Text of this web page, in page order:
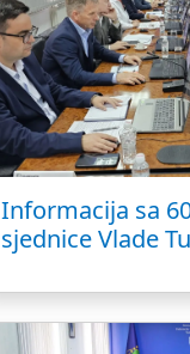
Informacija sa
sjednice Vlade